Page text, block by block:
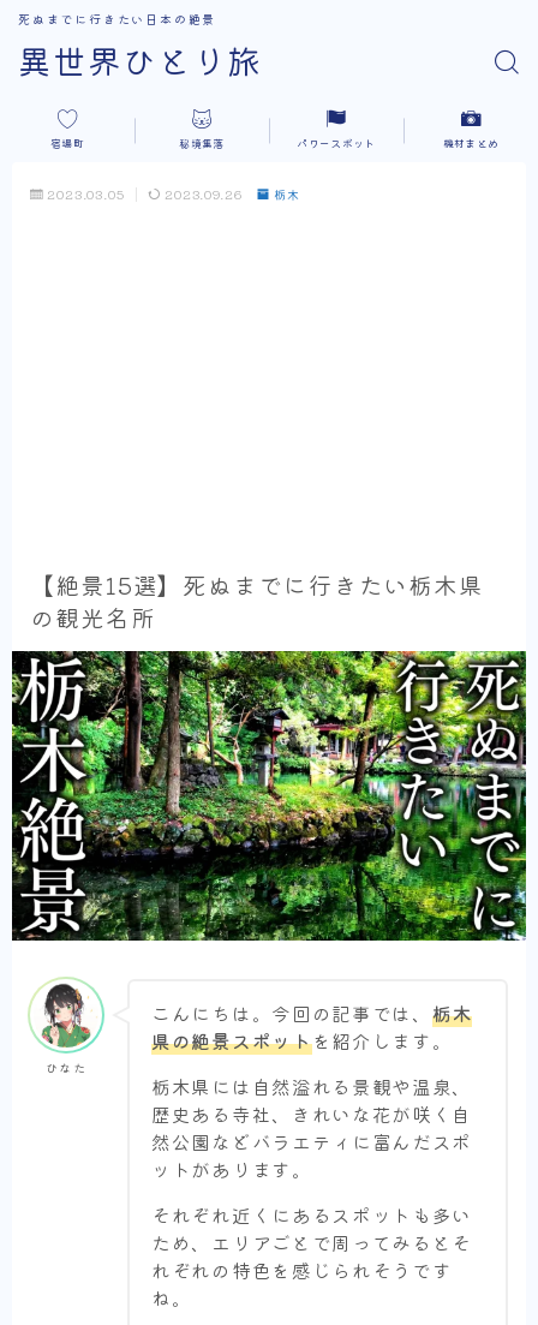
異世界ひとり旅
死ぬまでに行きたい日本の絶景
宿場町 秘境集落 パワースポット 機材まとめ
2023.03.05 2023.09.26 栃木
【絶景15選】死ぬまでに行きたい栃木県
の観光名所
ひなた
こんにちは。今回の記事では、 栃木
県の絶景スポットを紹介します。
栃木県には自然溢れる景観や温泉、
歴史ある寺社、きれいな花が咲く自
然公園などバラエティに富んだスポ
ットがあります。
それぞれ近くにあるスポットも多い
ため、エリアごとで周ってみるとそ
れぞれの特色を感じられそうです
ね。